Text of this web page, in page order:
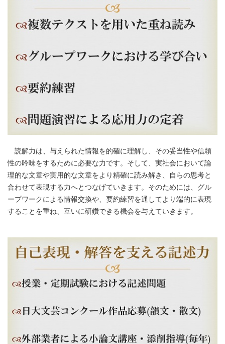
読解力は、与えられた情報を的確に理解し、その妥当性や信頼
性の吟味をするために必要な力です。そして、実社会において論
理的な文章や実用的な文章をより精確に読み解き、自らの思考と
合わせて表現する力へとつなげていきます。そのためには、グル
ープワークによる情報交換や、要約練習を通してより端的に表現
することを重ね、互いに研鑽できる機会を与えていきます。